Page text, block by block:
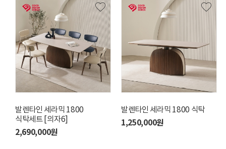
발렌타인 세라믹 1800
식탁세트 [의자6]
2,690,000원
발렌타인 세라믹 1800 식탁
1,250,000원
엘르 식탁 의자 [아이보리]
180,000원
허니오크 식탁의자 [크림]
180,000원